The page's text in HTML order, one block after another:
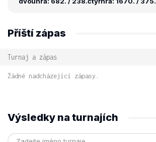
Příští zápas
Turnaj a zápas
Žádné nadcházející zápasy.
Výsledky na turnajích